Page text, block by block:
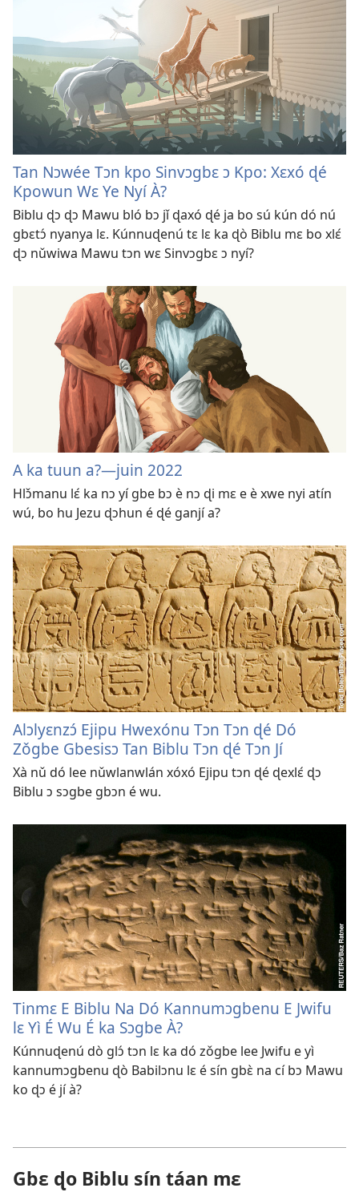
Tan Nɔwée Tɔn kpo Sinvɔgbɛ ɔ Kpo: Xɛxó ɖé
Kpowun Wɛ Ye Nyí À?
Biblu ɖɔ ɖɔ Mawu bló bɔ jǐ ɖaxó ɖé ja bo sú kún dó nú
gbɛtɔ́ nyanya lɛ. Kúnnuɖenú tɛ lɛ ka ɖò Biblu mɛ bo xlɛ́
ɖɔ nǔwiwa Mawu tɔn wɛ Sinvɔgbɛ ɔ nyí?
A ka tuun a?—juin 2022
Hlɔ̌manu lɛ́ ka nɔ yí gbe bɔ è nɔ ɖi mɛ e è xwe nyi atín
wú, bo hu Jezu ɖɔhun é ɖé ganjí a?
Alɔlyɛnzɔ́ Ejipu Hwexónu Tɔn Tɔn ɖé Dó
Zǒgbe Gbesisɔ Tan Biblu Tɔn ɖé Tɔn Jí
Xà nǔ dó lee nǔwlanwlán xóxó Ejipu tɔn ɖé ɖexlɛ́ ɖɔ
Biblu ɔ sɔgbe gbɔn é wu.
Tinmɛ E Biblu Na Dó Kannumɔgbenu E Jwifu
lɛ Yì É Wu É ka Sɔgbe À?
Kúnnuɖenú dò glɔ́ tɔn lɛ ka dó zǒgbe lee Jwifu e yì
kannumɔgbenu ɖò Babilɔnu lɛ é sín gbɛ̀ na cí bɔ Mawu
ko ɖɔ é jí à?
Gbɛ ɖo Biblu sín táan mɛ